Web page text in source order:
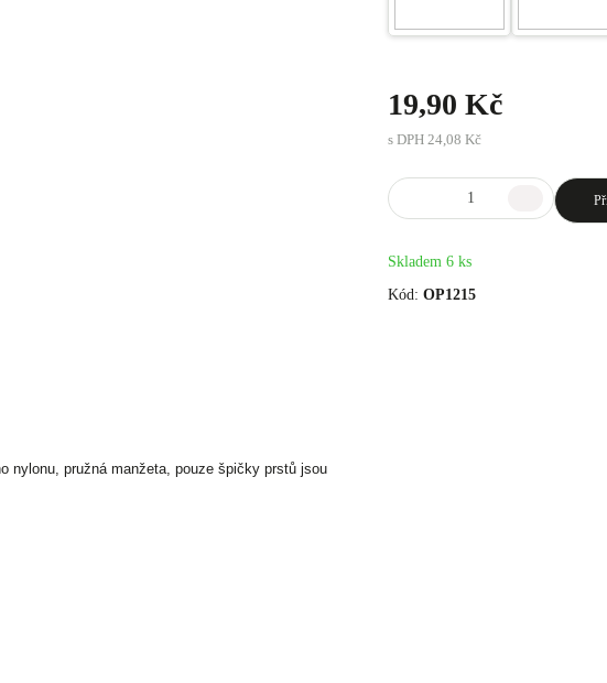
nylonu, pružná manžeta, pouze špičky prstů jsou
19,90 Kč
s DPH 24,08 Kč
Skladem 6 ks
Kód: OP1215